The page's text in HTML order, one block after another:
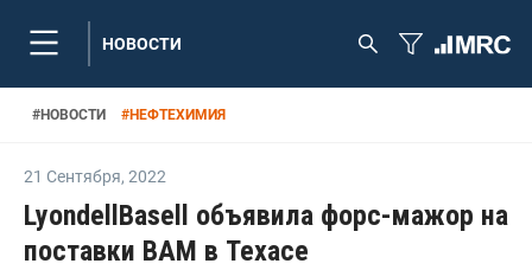
НОВОСТИ
#НОВОСТИ #НЕФТЕХИМИЯ
21 Сентября, 2022
LyondellBasell объявила форс-мажор на
поставки ВАМ в Техасе